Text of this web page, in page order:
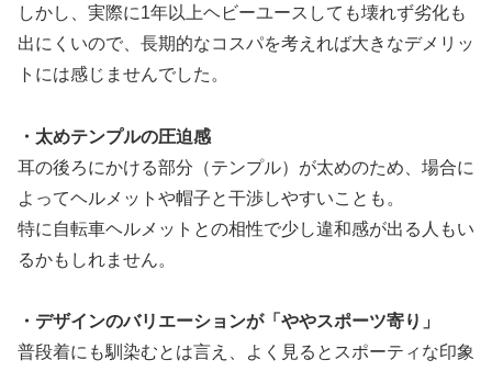
しかし、実際に1年以上ヘビーユースしても壊れず劣化も
出にくいので、長期的なコスパを考えれば大きなデメリッ
トには感じませんでした。
・太めテンプルの圧迫感
耳の後ろにかける部分（テンプル）が太めのため、場合に
よってヘルメットや帽子と干渉しやすいことも。
特に自転車ヘルメットとの相性で少し違和感が出る人もい
るかもしれません。
・デザインのバリエーションが「ややスポーツ寄り」
普段着にも馴染むとは言え、よく見るとスポーティな印象